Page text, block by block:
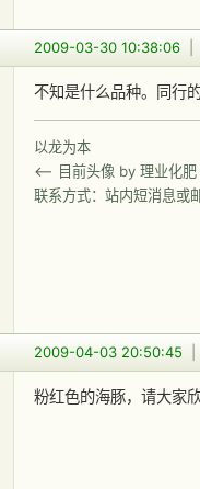
2009-03-30 10:38:06
不知是什么品种。同行
以龙为本
<-- 目前头像 by 理业化肥
联系方式：站内短消息或
2009-04-03 20:50:45
粉红色的海豚，请大家